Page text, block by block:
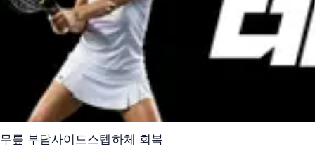
무릎 부담사이드스텝하체 회복